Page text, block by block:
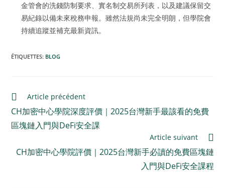
金管會的洗錢防制要求、實名制交易所列表，以及建議保留交
易紀錄以備未來稅務申報。雖然法規尚未完全明朗，但學院會
持續追蹤並補充最新資訊。
ÉTIQUETTES: BLOG
Article précédent
CH加密中心學院深度評價｜2025台灣新手最該看的免費
區塊鏈入門與DeFi安全課
Article suivant
CH加密中心學院評價｜2025台灣新手必讀的免費區塊鏈
入門與DeFi安全課程